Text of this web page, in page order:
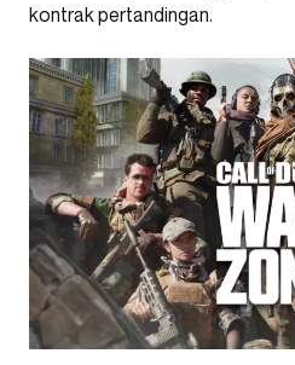
kontrak pertandingan.